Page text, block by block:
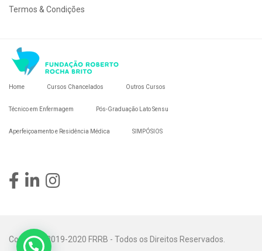
Termos & Condições
Home Cursos Chancelados Outros Cursos
Técnico em Enfermagem Pós-Graduação Lato Sensu
Aperfeiçoamento e Residência Médica SIMPÓSIOS
Copyright 2019-2020 FRRB - Todos os Direitos Reservados.